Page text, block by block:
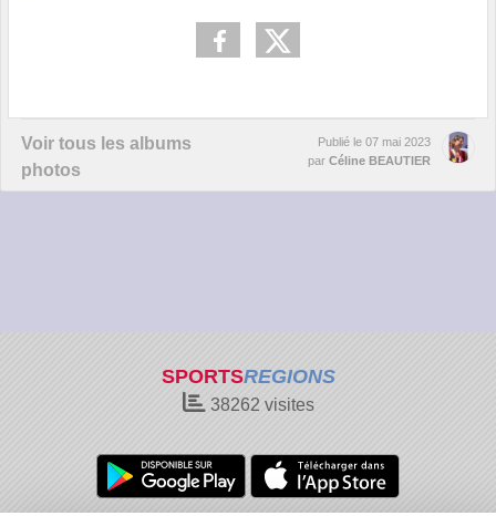
Voir tous les albums
photos
Publié le 07 mai 2023
par Céline BEAUTIER
SPORTSREGIONS
38262 visites